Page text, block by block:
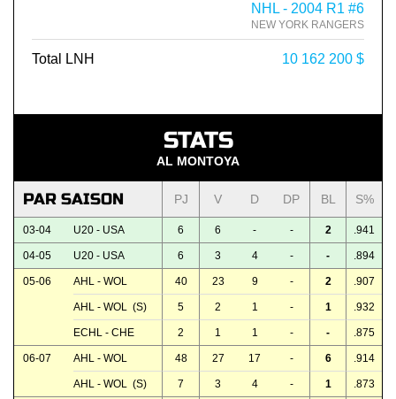
NHL - 2004 R1 #6
NEW YORK RANGERS
Total LNH 10 162 200 $
STATS
AL MONTOYA
PAR SAISON PJ V D DP BL S%
03-04 U20 - USA 6 6 - - 2 .941
04-05 U20 - USA 6 3 4 - - .894
05-06 AHL - WOL 40 23 9 - 2 .907
AHL - WOL (S) 5 2 1 - 1 .932
ECHL - CHE 2 1 1 - - .875
06-07 AHL - WOL 48 27 17 - 6 .914
AHL - WOL (S) 7 3 4 - 1 .873